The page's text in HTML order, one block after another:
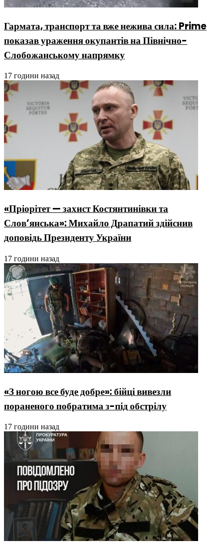
Гармата, транспорт та вже нежива сила: Prime
показав ураження окупантів на Північно-
Слобожанському напрямку
17 години назад
«Пріорітет — захист Костянтинівки та
Слов’янська»: Михайло Драпатий здійснив
доповідь Президенту України
17 години назад
«З ногою все буде добре»: бійці вивезли
пораненого побратима з-під обстрілу
17 години назад